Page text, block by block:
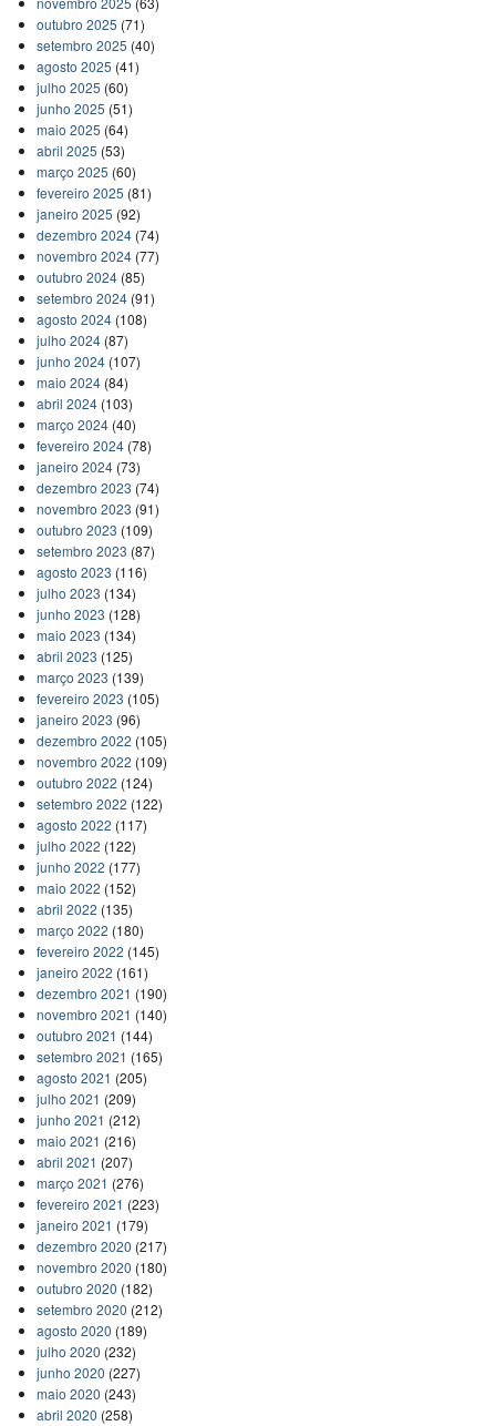
outubro 2025 (71)
setembro 2025 (40)
agosto 2025 (41)
julho 2025 (60)
junho 2025 (51)
maio 2025 (64)
abril 2025 (53)
março 2025 (60)
fevereiro 2025 (81)
janeiro 2025 (92)
dezembro 2024(74)
novembro 2024(77)
outubro 2024(85)
setembro 2024(91)
agosto 2024(108)
julho 2024(87)
junho 2024(107)
maio 2024(84)
abril 2024(103)
março 2024(40)
fevereiro 2024(78)
janeiro 2024(73)
dezembro 2023 (74)
novembro 2023 (91)
outubro 2023 (109)
setembro 2023 (87)
agosto 2023 (116)
julho 2023 (134)
junho 2023 (128)
maio 2023 (134)
abril 2023 (125)
março 2023 (139)
fevereiro 2023 (105)
janeiro 2023 (96)
dezembro 2022 (105)
novembro 2022 (109)
outubro 2022 (124)
setembro 2022 (122)
agosto 2022 (117)
julho 2022 (122)
junho 2022 (177)
maio 2022 (152)
abril 2022 (135)
março 2022 (180)
fevereiro 2022 (145)
janeiro 2022 (161)
dezembro 2021 (190)
novembro 2021 (140)
outubro 2021 (144)
setembro 2021 (165)
agosto 2021 (205)
julho 2021 (209)
junho 2021 (212)
maio 2021 (216)
abril 2021 (207)
março 2021 (276)
fevereiro 2021 (223)
janeiro 2021 (179)
dezembro 2020 (217)
novembro 2020 (180)
outubro 2020 (182)
setembro 2020 (212)
agosto 2020 (189)
julho 2020 (232)
junho 2020 (227)
maio 2020 (243)
abril 2020 (258)